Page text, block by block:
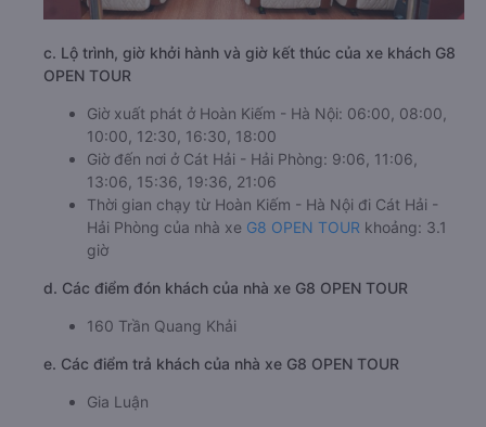
c. Lộ trình, giờ khởi hành và giờ kết thúc của xe khách G8
OPEN TOUR
Giờ xuất phát ở Hoàn Kiếm - Hà Nội: 06:00, 08:00,
10:00, 12:30, 16:30, 18:00
Giờ đến nơi ở Cát Hải - Hải Phòng: 9:06, 11:06,
13:06, 15:36, 19:36, 21:06
Thời gian chạy từ Hoàn Kiếm - Hà Nội đi Cát Hải -
Hải Phòng của nhà xe G8 OPEN TOUR khoảng: 3.1
giờ
d. Các điểm đón khách của nhà xe G8 OPEN TOUR
160 Trần Quang Khải
e. Các điểm trả khách của nhà xe G8 OPEN TOUR
Gia Luận